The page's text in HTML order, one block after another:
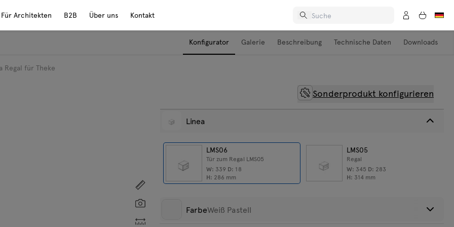
Für Architekten B2B Über uns Kontakt
Konfigurator Galerie Beschreibung Technische Daten Downloads
Regal für Theke
Sonderprodukt konfigurieren
Zeigen Sie die Abmessungen
Linea
LMS06
Tür zum Regal LMS05
W: 339 D: 18
H: 286 mm
LMS05
Regal
W: 345 D: 283
H: 314 mm
FarbeWeiß Pastell